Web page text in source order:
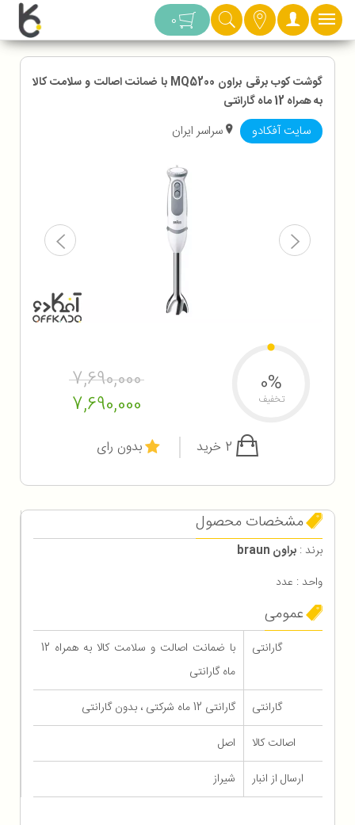
دسته بندی 0
گوشت کوب برقی براون MQ5200 با ضمانت اصالت و سلامت کالا
به همراه 12 ماه گارانتی
سایت آفکادو سراسر ایران
7,690,000
7,690,000
0%
تخفیف
بدون رای
مشخصات محصول
برند : براون braun
واحد : عدد
عمومی
گارانتی
با ضمانت اصالت و سلامت کالا به همراه 12
ماه گارانتی
گارانتی
گارانتی 12 ماه شرکتی ، بدون گارانتی
اصالت کالا
اصل
ارسال از انبار
شیراز